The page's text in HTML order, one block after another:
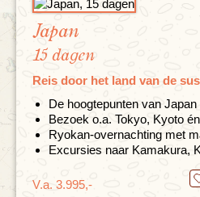
Japan
15 dagen
Reis door het land van de
De hoogtepunten van Japan
Bezoek o.a. Tokyo, Kyoto
Ryokan-overnachting met
Excursies naar Kamakura,
V.a. 3.995,-